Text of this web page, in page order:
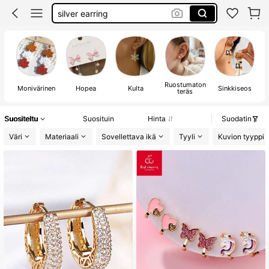
silver earring
bear
Monivärinen Hopea Kulta Ruostumaton
teräs Sinkkiseos
Suositeltu Suosituin Hinta
Suodatin
Väri
Materiaali Sovellettava ikä Tyyli Kuvion tyyppi